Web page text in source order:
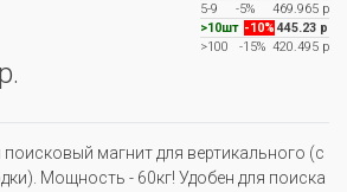
5-9
-5%
469.965 р
>10шт -10% 445.23 р
>100
-15% 420.495 р
магнит для вертикального (с
Мощность - 60кг! Удобен для поиска